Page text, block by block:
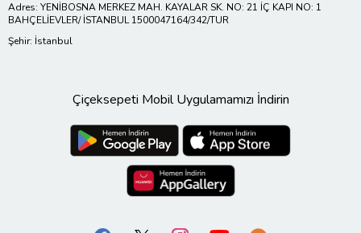
Adres: YENİBOSNA MERKEZ MAH. KAYALAR SK. NO: 21 İÇ KAPI NO: 1
BAHÇELİEVLER/ İSTANBUL 1500047164/342/TUR
Şehir: İstanbul
Çiçeksepeti Mobil Uygulamamızı İndirin